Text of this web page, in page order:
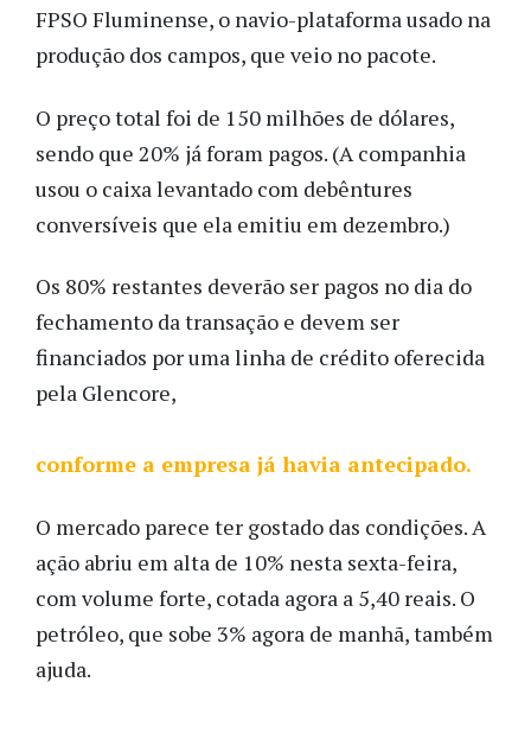
FPSO Fluminense, o navio-plataforma usado na
produção dos campos, que veio no pacote.
O preço total foi de 150 milhões de dólares,
sendo que 20% já foram pagos. (A companhia
usou o caixa levantado com debêntures
conversíveis que ela emitiu em dezembro.)
Os 80% restantes deverão ser pagos no dia do
fechamento da transação e devem ser
financiados por uma linha de crédito oferecida
pela Glencore,
conforme a empresa já havia antecipado.
O mercado parece ter gostado das condições. A
ação abriu em alta de 10% nesta sexta-feira,
com volume forte, cotada agora a 5,40 reais. O
petróleo, que sobe 3% agora de manhã, também
ajuda.